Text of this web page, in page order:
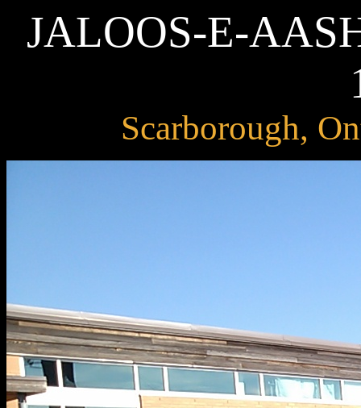
JALOOS-E-
Scarborough,